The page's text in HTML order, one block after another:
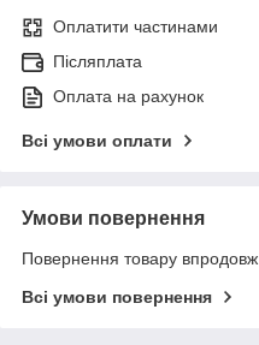
Оплатити частинами
Післяплата
Оплата на рахунок
Всі умови оплати
Умови повернення
Повернення товару
Всі умови повернення